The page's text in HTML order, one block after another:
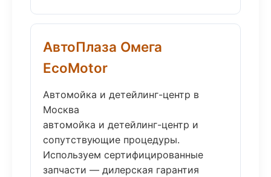
АвтоПлаза Омега
EcoMotor
Автомойка и детейлинг-центр в
Москва
автомойка и детейлинг-центр и
сопутствующие процедуры.
Используем сертифицированные
запчасти — дилерская гарантия